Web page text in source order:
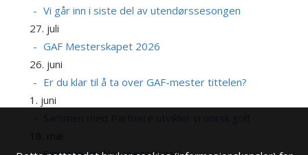
Vi går inn i siste del av utendørssesongen
27. juli
GAF Mesterskapet 2026
26. juni
Er du klar til å ta over GAF-mester tittelen?
1. juni